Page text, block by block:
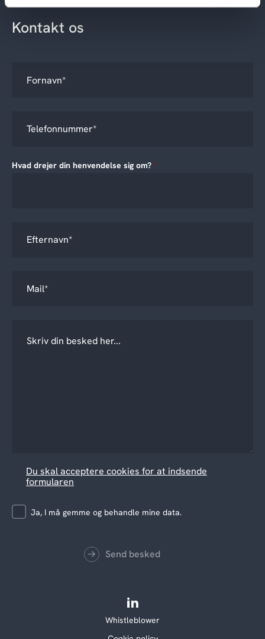
Kontakt os
Hvad drejer din henvendelse sig om? *
Du skal acceptere cookies for at indsende
formularen
Ja, I må gemme og behandle mine data.
Send besked
Whistleblower